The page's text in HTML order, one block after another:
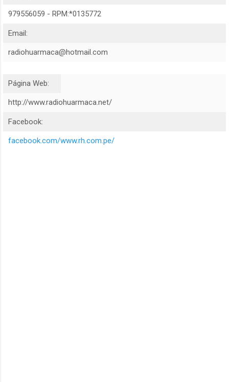
979556059 - RPM:*0135772
Email:
radiohuarmaca@hotmail.com
Página Web:
http://www.radiohuarmaca.net/
Facebook:
facebook.com/www.rh.com.pe/